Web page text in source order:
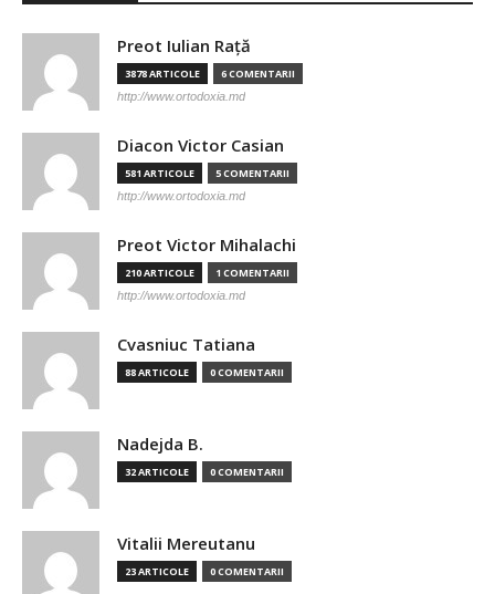
Preot Iulian Raţă
3878 ARTICOLE 6 COMENTARII
http://www.ortodoxia.md
Diacon Victor Casian
581 ARTICOLE 5 COMENTARII
http://www.ortodoxia.md
Preot Victor Mihalachi
210 ARTICOLE 1 COMENTARII
http://www.ortodoxia.md
Cvasniuc Tatiana
88 ARTICOLE 0 COMENTARII
Nadejda B.
32 ARTICOLE 0 COMENTARII
Vitalii Mereutanu
23 ARTICOLE 0 COMENTARII